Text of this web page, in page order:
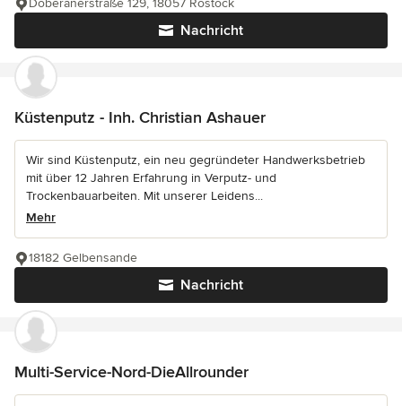
Nachricht
Doberanerstraße 129, 18057 Rostock
Küstenputz - Inh. Christian Ashauer
Wir sind Küstenputz, ein neu gegründeter Handwerksbetrieb
mit über 12 Jahren Erfahrung in Verputz- und
Trockenbauarbeiten. Mit unserer Leidens...
Mehr
Nachricht
18182 Gelbensande
Multi-Service-Nord-DieAllrounder